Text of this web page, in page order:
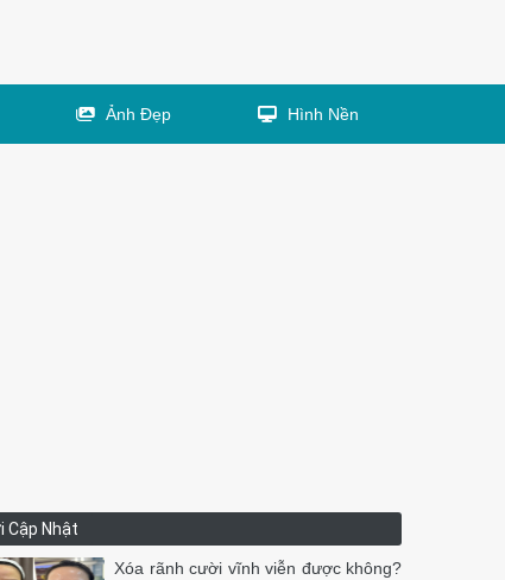
Ảnh Đẹp Hình Nền
Cập Nhật
Xóa rãnh cười vĩnh viễn được không?